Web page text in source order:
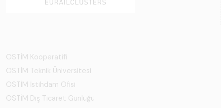
OSTİM Kooperatifi
OSTİM Teknik Üniversitesi
OSTİM İstihdam Ofisi
OSTİM Dış Ticaret Günlüğü